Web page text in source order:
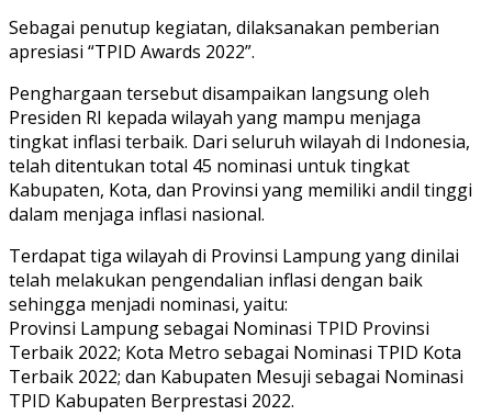
Sebagai penutup kegiatan, dilaksanakan pemberian
apresiasi “TPID Awards 2022”.
Penghargaan tersebut disampaikan langsung oleh
Presiden RI kepada wilayah yang mampu menjaga
tingkat inflasi terbaik. Dari seluruh wilayah di Indonesia,
telah ditentukan total 45 nominasi untuk tingkat
Kabupaten, Kota, dan Provinsi yang memiliki andil tinggi
dalam menjaga inflasi nasional.
Terdapat tiga wilayah di Provinsi Lampung yang dinilai
telah melakukan pengendalian inflasi dengan baik
sehingga menjadi nominasi, yaitu:
Provinsi Lampung sebagai Nominasi TPID Provinsi
Terbaik 2022; Kota Metro sebagai Nominasi TPID Kota
Terbaik 2022; dan Kabupaten Mesuji sebagai Nominasi
TPID Kabupaten Berprestasi 2022.